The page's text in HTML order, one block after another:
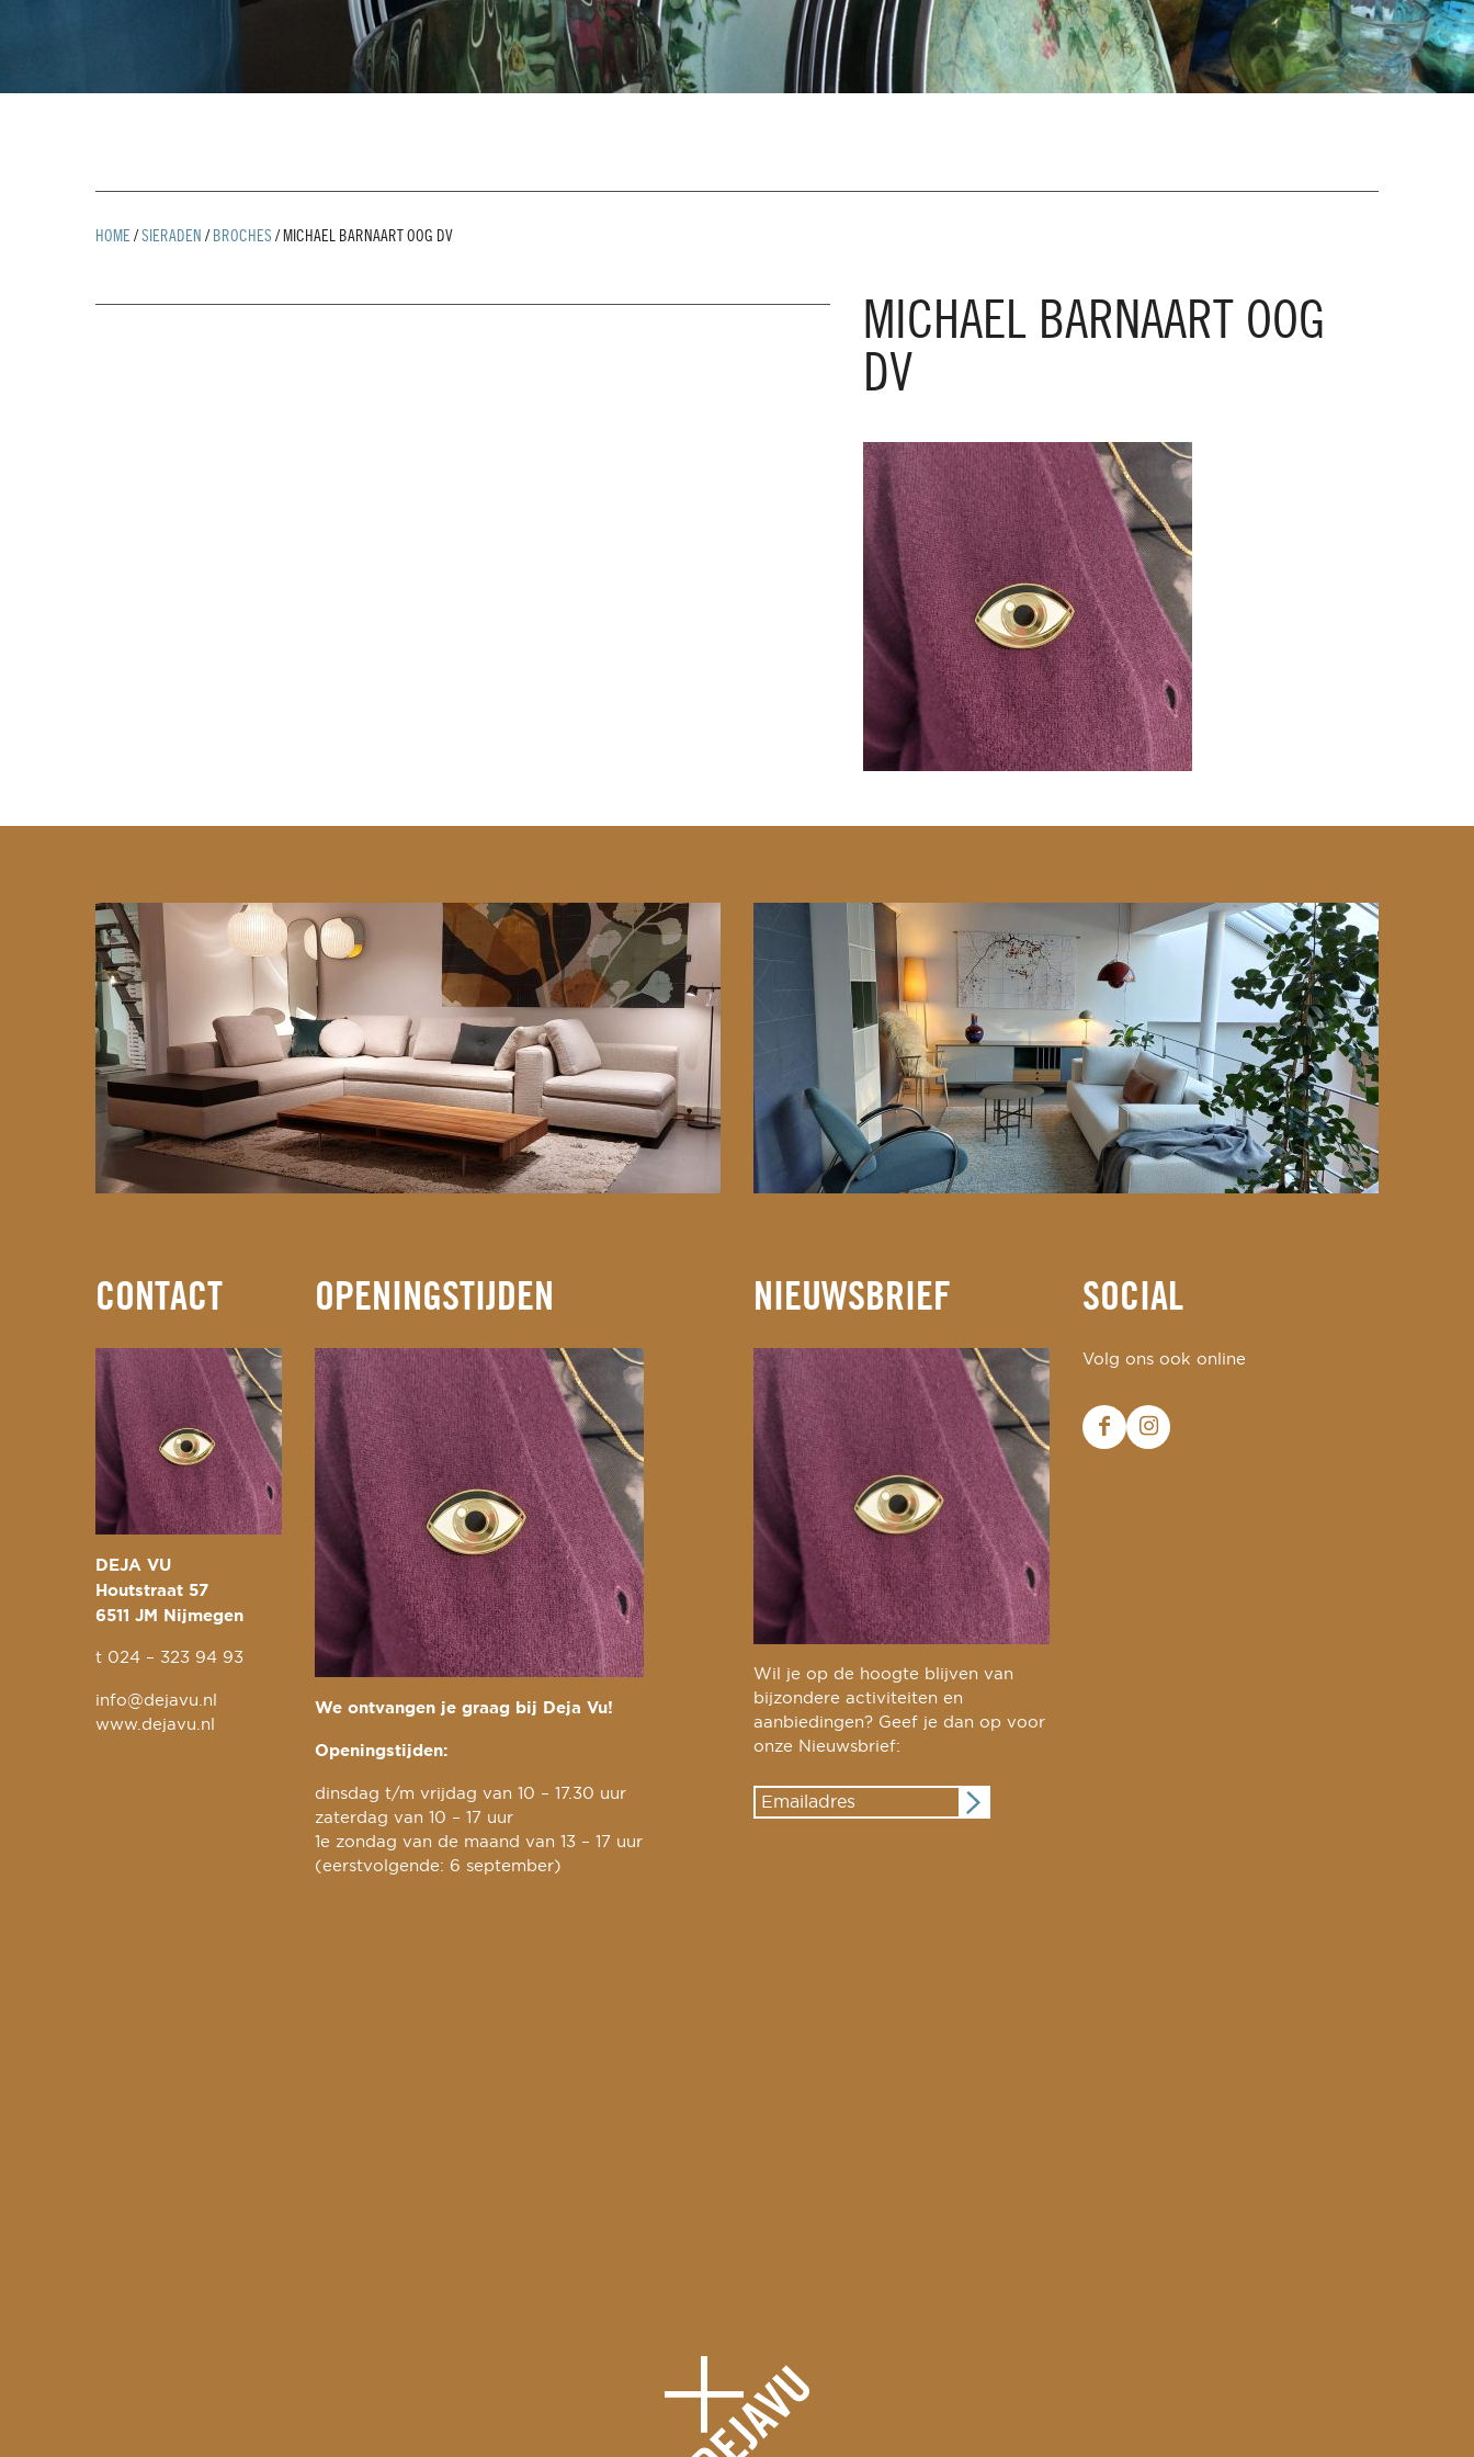
HOME / SIERADEN / BROCHES / MICHAEL BARNAART OOG DV
MICHAEL BARNAART OOG
DV
CONTACT
DEJA VU
Houtstraat 57
6511 JM Nijmegen
t 024 – 323 94 93
info@dejavu.nl
www.dejavu.nl
OPENINGSTIJDEN
We ontvangen je graag bij Deja Vu!
Openingstijden:
dinsdag t/m vrijdag van 10 – 17.30 uur
zaterdag van 10 – 17 uur
1e zondag van de maand van 13 – 17 uur
(eerstvolgende: 6 september)
NIEUWSBRIEF
Wil je op de hoogte blijven van
bijzondere activiteiten en
aanbiedingen? Geef je dan op voor
onze Nieuwsbrief:
SOCIAL
Volg ons ook online